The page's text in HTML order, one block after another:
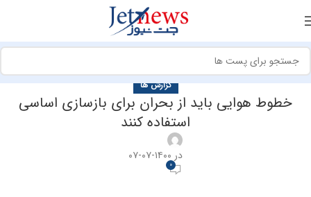
گزارش ها
خطوط هوایی باید از بحران برای بازسازی اساسی
استفاده کنند
در ۱۴۰۰-۰۷-۰۷
0